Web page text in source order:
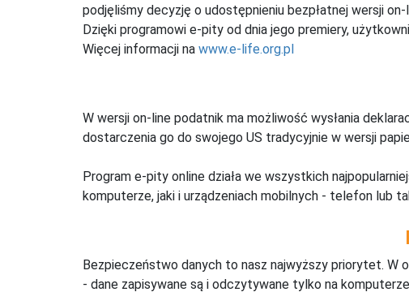
podjęliśmy decyzję o udostępnieniu bezpłatnej wersji
Dzięki programowi e-pity od dnia jego premiery,
Więcej informacji na www.e-life.org.pl
W wersji on-line podatnik ma możliwość wysłania
dostarczenia go do swojego US tradycyjnie w wersji
Program e-pity online działa we wszystkich
komputerze, jaki i urządzeniach mobilnych - telefon lub
Bezpieczeństwo danych to nasz najwyższy priorytet. W
- dane zapisywane są i odczytywane tylko na